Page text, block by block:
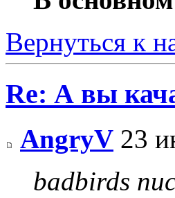
Вернуться к
Re: А вы
AngryV 23
badbirds